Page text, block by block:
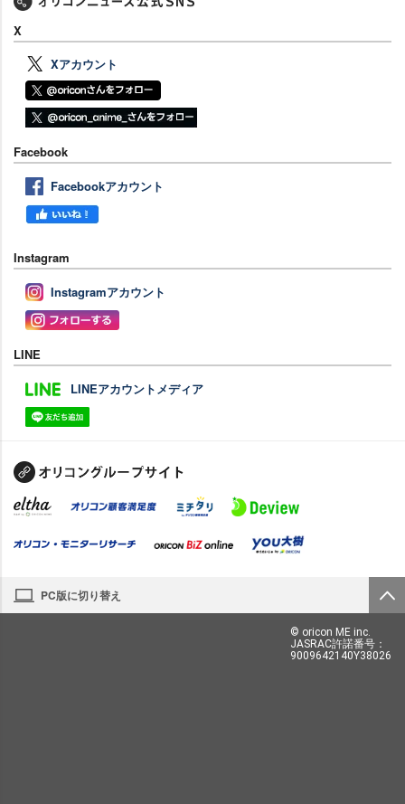
X
Xアカウント
Facebook
Facebookアカウント
Instagram
Instagramアカウント
LINE
LINEアカウントメディア
PC版に切り替え
© oricon ME inc.
JASRAC許諾番号：
9009642140Y38026